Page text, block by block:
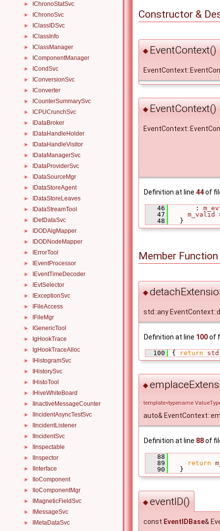
► IChronoStatSvc
► IChronoSvc
► IClassIDSvc
► IClassInfo
► IClassManager
► IComponentManager
► ICondSvc
► IConversionSvc
► IConverter
► ICounterSummarySvc
► ICPUCrunchSvc
► IDataBroker
► IDataHandleHolder
► IDataHandleVisitor
► IDataManagerSvc
► IDataProviderSvc
► IDataSourceMgr
► IDataStoreAgent
► IDataStoreLeaves
► IDataStreamTool
► IDetDataSvc
► IDODAlgMapper
► IDODNodeMapper
► IErrorTool
► IEventProcessor
► IEventTimeDecoder
► IEvtSelector
► IExceptionSvc
► IFileAccess
► IFileMgr
► IGenericTool
► IgHookTrace
► IgHookTraceAlloc
► IHistogramSvc
► IHistorySvc
► IHistoTool
► IHiveWhiteBoard
► IInactiveMessageCounter
► IIncidentAsyncTestSvc
► IIncidentListener
► IIncidentSvc
► IInspectable
► IInspector
► IInterface
► IIoComponent
► IIoComponentMgr
► IMagneticFieldSvc
► IMessageSvc
► IMetaDataSvc
Constructor &
◆ EventContext()
◆ EventContext()
Definition at line 44of
   46
:
   47
m_valid
   48
}
Member
◆
std::any
Definition at line 100of
  100
{ return
◆
template<typename
auto&
Definition at line 88of
   88
   89
return
   90
}
◆eventID()
const EventIDBase&